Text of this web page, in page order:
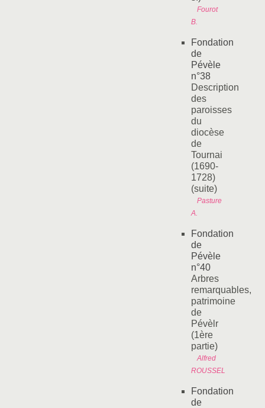
Fourot
B.
Fondation
de
Pévèle
n°38
Description
des
paroisses
du
diocèse
de
Tournai
(1690-
1728)
(suite)
Pasture
A.
Fondation
de
Pévèle
n°40
Arbres
remarquables,
patrimoine
de
Pévèlr
(1ère
partie)
Alfred
ROUSSEL
Fondation
de